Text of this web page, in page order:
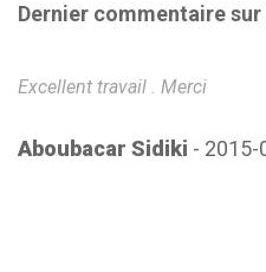
Dernier commentaire
Excellent travail . Merci
Aboubacar Sidiki - 2015-